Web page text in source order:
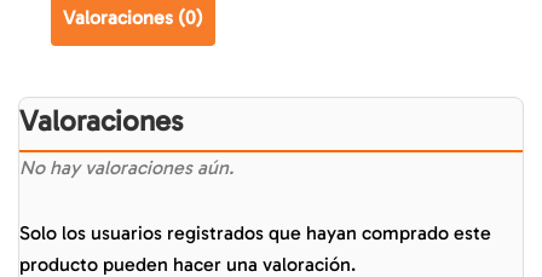
Valoraciones (0)
Valoraciones
No hay valoraciones aún.
Solo los usuarios registrados que hayan comprado este
producto pueden hacer una valoración.